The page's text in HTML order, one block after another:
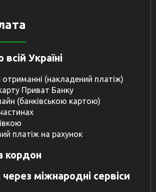
Україні
(накладений платіж)
Приват Банку
(банківською картою)
платіж на рахунок
кордон
міжнародні сервіси